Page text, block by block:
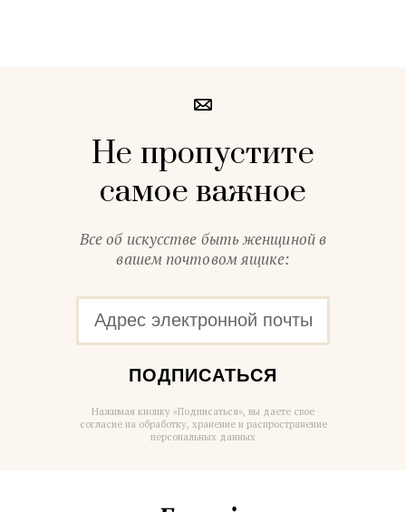
Не пропустите
самое важное
Все об искусстве быть женщиной в
вашем почтовом ящике:
ПОДПИСАТЬСЯ
Нажимая кнопку «Подписаться», вы даете свое
согласие на обработку, хранение и распространение
персональных данных